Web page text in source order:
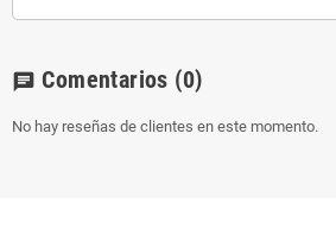
chat Comentarios (0)
No hay reseñas de clientes en este momento.